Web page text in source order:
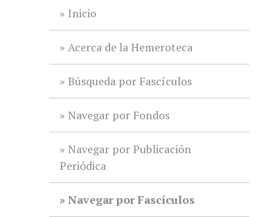
Inicio
Acerca de la Hemeroteca
Búsqueda por Fascículos
Navegar por Fondos
Navegar por Publicación
Periódica
Navegar por Fascículos